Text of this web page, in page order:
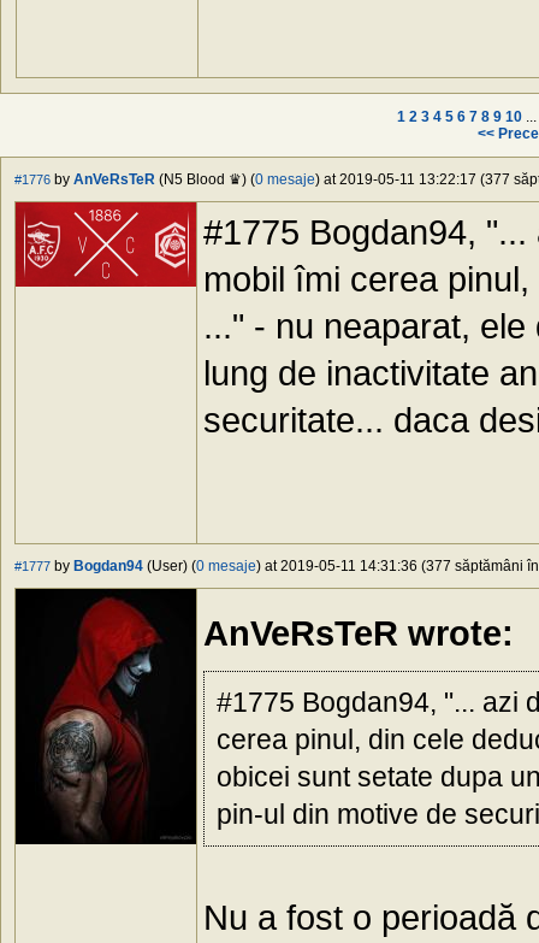
1 2 3 4 5 6 7 8 9 10 ...
<<
#1776 by AnVeRsTeR (N5 Blood ♛) (0 mesaje) at 2019-05-11 13:22:17 (377
#1775 Bogdan94,
mobil îmi cerea
..." - nu neaparat,
lung de inactivitate
securitate... daca
#1777 by Bogdan94 (User) (0 mesaje) at 2019-05-11 14:31:36 (377 săptămâni
AnVeRsTeR wrote:
#1775 Bogdan94, "... azi
cerea pinul, din cele
obicei sunt setate dupa
pin-ul din motive de
Nu a fost o perioadă